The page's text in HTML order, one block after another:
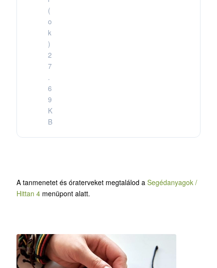
(
o
k
)
2
7
.
6
9
K
B
A tanmenetet és óraterveket megtalálod a Segédanyagok /
Hittan 4menüpont alatt.